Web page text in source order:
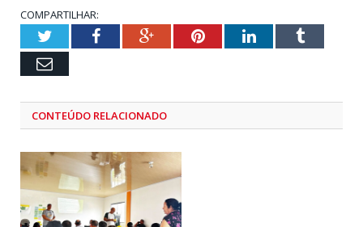
COMPARTILHAR:
TwitterFacebookGoogle+PinterestLinkedInTumblr
Email
CONTEÚDO RELACIONADO